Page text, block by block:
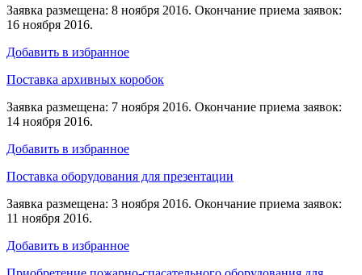
Заявка размещена: 8 ноября 2016. Окончание приема заявок:
16 ноября 2016.
Добавить в избранное
Поставка архивных коробок
Заявка размещена: 7 ноября 2016. Окончание приема заявок:
14 ноября 2016.
Добавить в избранное
Поставка оборудования для презентации
Заявка размещена: 3 ноября 2016. Окончание приема заявок:
11 ноября 2016.
Добавить в избранное